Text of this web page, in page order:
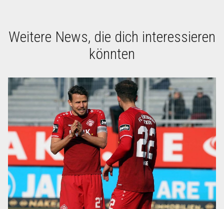
Weitere News, die dich interessieren
könnten